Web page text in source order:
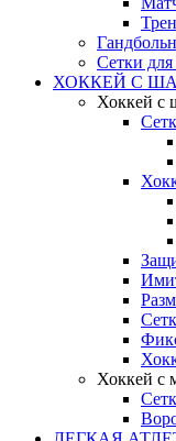
Сетки
ХОККЕЙ С
Хоккей с
Хоккей с